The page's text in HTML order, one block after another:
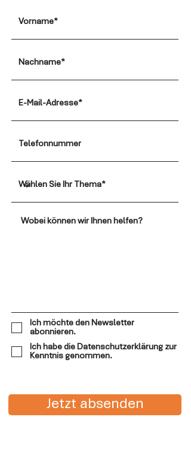
Ich möchte den Newsletter
abonnieren.
Ich habe die Datenschutzerklärung zur
Kenntnis genommen.
Jetzt absenden